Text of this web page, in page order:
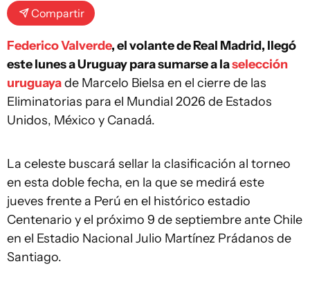
Compartir
Federico Valverde, el volante de Real Madrid, llegó
este lunes a Uruguay para sumarse a laselección
uruguayade Marcelo Bielsa en el cierre de las
Eliminatorias para el Mundial 2026 de Estados
Unidos, México y Canadá.
La celeste buscará sellar la clasificación al torneo
en esta doble fecha, en la que se medirá este
jueves frente a Perú en el histórico estadio
Centenario y el próximo 9 de septiembre ante Chile
en el Estadio Nacional Julio Martínez Prádanos de
Santiago.